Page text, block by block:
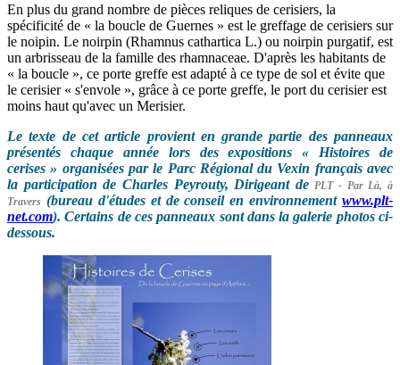
En plus du grand nombre de pièces reliques de cerisiers, la
spécificité de « la boucle de Guernes » est le greffage de cerisiers sur
le noipin. Le noirpin (Rhamnus cathartica L.) ou noirpin purgatif, est
un arbrisseau de la famille des rhamnaceae. D'après les habitants de
« la boucle », ce porte greffe est adapté à ce type de sol et évite que
le cerisier « s'envole », grâce à ce porte greffe, le port du cerisier est
moins haut qu'avec un Merisier.
Le texte de cet article provient en grande partie des panneaux
présentés chaque année lors des expositions « Histoires de
cerises » organisées par le Parc Régional du Vexin français avec
la participation de Charles Peyrouty, Dirigeant de PLT - Par Là, à
Travers (bureau d'études et de conseil en environnement www.plt-
net.com). Certains de ces panneaux sont dans la galerie photos ci-
dessous.